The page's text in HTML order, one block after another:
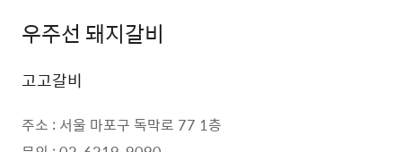
우주선 돼지갈비
고고갈비
주소 : 서울 마포구 독막로 77 1층